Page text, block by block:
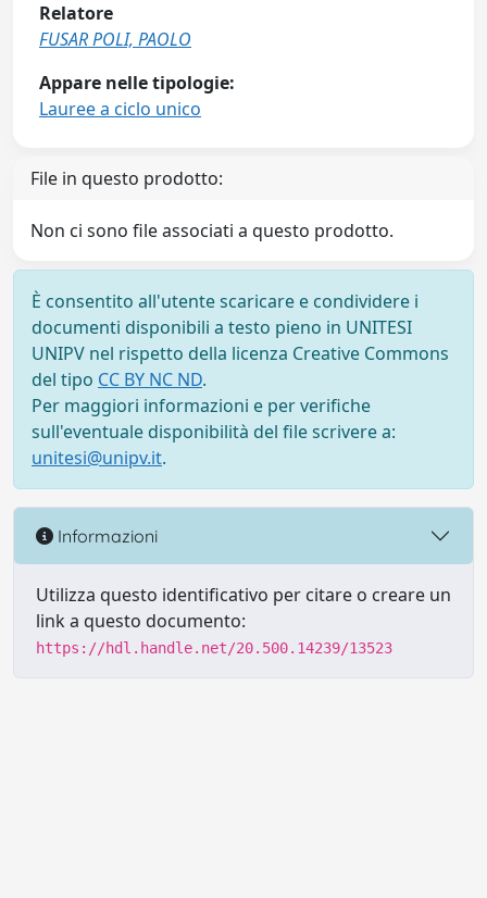
Relatore
FUSAR POLI, PAOLO
Appare nelle tipologie:
Lauree a ciclo unico
File in questo prodotto:
Non ci sono file associati a questo prodotto.
È consentito all'utente scaricare e condividere i
documenti disponibili a testo pieno in UNITESI
UNIPV nel rispetto della licenza Creative Commons
del tipo CC BY NC ND.
Per maggiori informazioni e per verifiche
sull'eventuale disponibilità del file scrivere a:
unitesi@unipv.it.
Informazioni
Utilizza questo identificativo per citare o creare un
link a questo documento:
https://hdl.handle.net/20.500.14239/13523